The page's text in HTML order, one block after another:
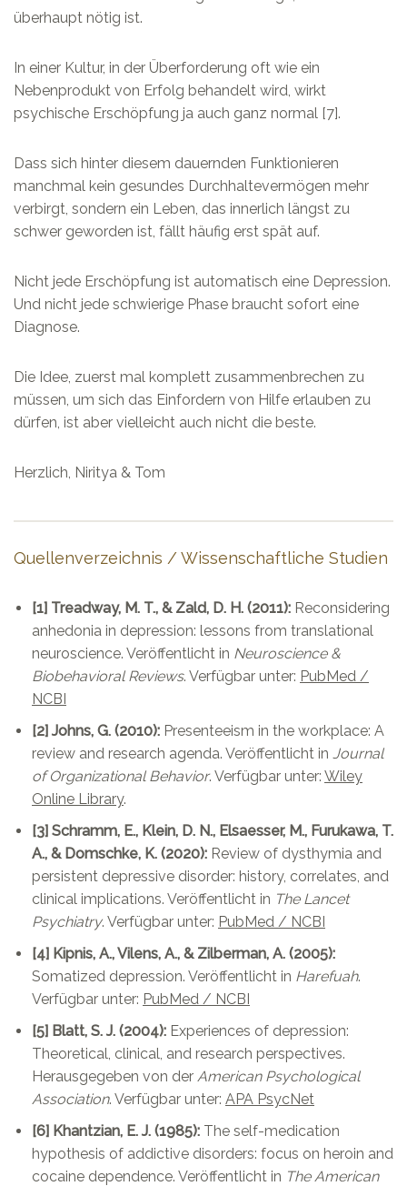
überhaupt nötig ist.
In einer Kultur, in der Überforderung oft wie ein
Nebenprodukt von Erfolg behandelt wird, wirkt
psychische Erschöpfung ja auch ganz normal [7].
Dass sich hinter diesem dauernden Funktionieren
manchmal kein gesundes Durchhaltevermögen mehr
verbirgt, sondern ein Leben, das innerlich längst zu
schwer geworden ist, fällt häufig erst spät auf.
Nicht jede Erschöpfung ist automatisch eine Depression.
Und nicht jede schwierige Phase braucht sofort eine
Diagnose.
Die Idee, zuerst mal komplett zusammenbrechen zu
müssen, um sich das Einfordern von Hilfe erlauben zu
dürfen, ist aber vielleicht auch nicht die beste.
Herzlich, Niritya & Tom
Quellenverzeichnis / Wissenschaftliche Studien
[1] Treadway, M. T., & Zald, D. H. (2011): Reconsidering
anhedonia in depression: lessons from translational
neuroscience. Veröffentlicht in Neuroscience &
Biobehavioral Reviews. Verfügbar unter: PubMed /
NCBI
[2] Johns, G. (2010): Presenteeism in the workplace: A
review and research agenda. Veröffentlicht in Journal
of Organizational Behavior. Verfügbar unter: Wiley
Online Library.
[3] Schramm, E., Klein, D. N., Elsaesser, M., Furukawa, T.
A., & Domschke, K. (2020): Review of dysthymia and
persistent depressive disorder: history, correlates, and
clinical implications. Veröffentlicht in The Lancet
Psychiatry. Verfügbar unter: PubMed / NCBI
[4] Kipnis, A., Vilens, A., & Zilberman, A. (2005):
Somatized depression. Veröffentlicht in Harefuah.
Verfügbar unter: PubMed / NCBI
[5] Blatt, S. J. (2004): Experiences of depression:
Theoretical, clinical, and research perspectives.
Herausgegeben von der American Psychological
Association. Verfügbar unter: APA PsycNet
[6] Khantzian, E. J. (1985): The self-medication
hypothesis of addictive disorders: focus on heroin and
cocaine dependence. Veröffentlicht in The American